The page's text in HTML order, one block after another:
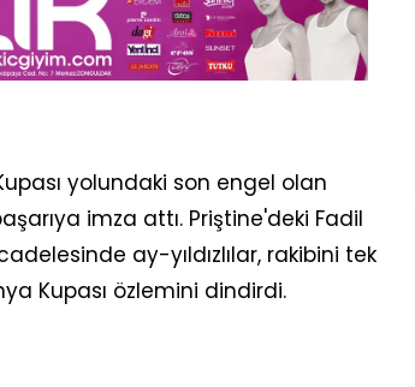
yolundaki son engel olan
imza attı. Priştine'deki Fadil
ay-yıldızlılar, rakibini tek
Kupası özlemini dindirdi.